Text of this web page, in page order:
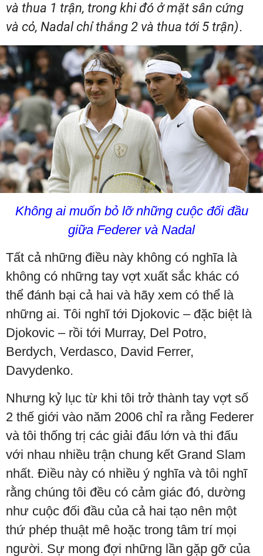
và thua 1 trận, trong khi đó ở mặt sân cứng
và cỏ, Nadal chỉ thắng 2 và thua tới 5 trận).
Không ai muốn bỏ lỡ những cuộc đối đầu
giữa Federer và Nadal
Tất cả những điều này không có nghĩa là
không có những tay vợt xuất sắc khác có
thể đánh bại cả hai và hãy xem có thể là
những ai. Tôi nghĩ tới Djokovic – đặc biệt là
Djokovic – rồi tới Murray, Del Potro,
Berdych, Verdasco, David Ferrer,
Davydenko.
Nhưng kỷ lục từ khi tôi trở thành tay vợt số
2 thế giới vào năm 2006 chỉ ra rằng Federer
và tôi thống trị các giải đấu lớn và thi đấu
với nhau nhiều trận chung kết Grand Slam
nhất. Điều này có nhiều ý nghĩa và tôi nghĩ
rằng chúng tôi đều có cảm giác đó, dường
như cuộc đối đầu của cả hai tạo nên một
thứ phép thuật mê hoặc trong tâm trí mọi
người. Sự mong đợi những lần gặp gỡ của